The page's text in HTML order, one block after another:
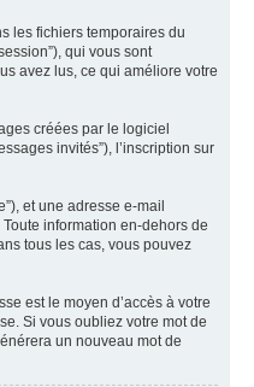
les fichiers temporaires du
qui vous sont
avez lus, ce qui améliore votre
créées par le logiciel
invités”), l’inscription sur
et une adresse e-mail
information en-dehors de
tous les cas, vous pouvez
est le moyen d’accès à votre
Si vous oubliez votre mot de
un nouveau mot de